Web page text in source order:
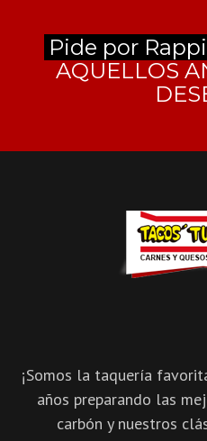
Pide por Rappi
AQUELLOS
¡Somos la taquería
años preparando las
carbón y nuestros